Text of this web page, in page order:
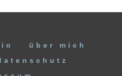
über mich